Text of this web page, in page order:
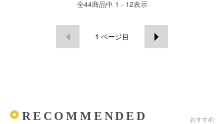
全44商品中 1 - 12表示
1 ページ目
RECOMMENDED おすすめ